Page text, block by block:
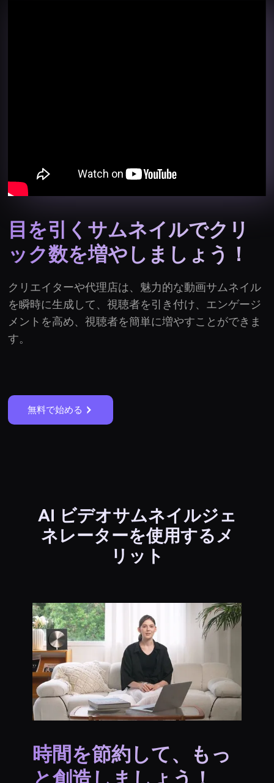
目を引くサムネイルでクリ
ック数を増やしましょう！
クリエイターや代理店は、魅力的な動画サムネイル
を瞬時に生成して、視聴者を引き付け、エンゲージ
メントを高め、視聴者を簡単に増やすことができま
す。
無料で始める
AI ビデオサムネイルジェ
ネレーターを使用するメ
リット
時間を節約して、もっ